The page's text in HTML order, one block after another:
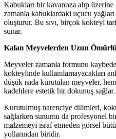
Kabukları bir kavanoza alıp
zamanla kabuklardaki uçucu yağları
oluşturur. Bu sıvı, birçok kokteyl
sunar.
Kalan Meyvelerden Uzun
Meyveler zamanla formunu
kokteylinde kullanılamayacakları
düşük ısıda kurutulan meyveler,
kadehlere estetik bir dokunuş sağlar.
Kurutulmuş narenciye dilimleri,
sağlarken sunumu da profesyonel
malzemeyi israf etmeden görsel
yollarından biridir.